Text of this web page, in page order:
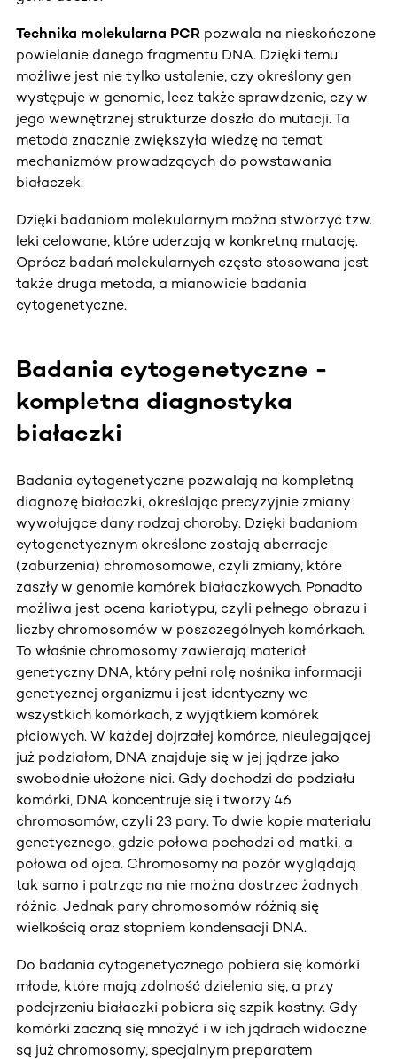
Technika molekularna PCR pozwala na nieskończone
powielanie danego fragmentu DNA. Dzięki temu
możliwe jest nie tylko ustalenie, czy określony gen
występuje w genomie, lecz także sprawdzenie, czy w
jego wewnętrznej strukturze doszło do mutacji. Ta
metoda znacznie zwiększyła wiedzę na temat
mechanizmów prowadzących do powstawania
białaczek.
Dzięki badaniom molekularnym można stworzyć tzw.
leki celowane, które uderzają w konkretną mutację.
Oprócz badań molekularnych często stosowana jest
także druga metoda, a mianowicie badania
cytogenetyczne.
Badania cytogenetyczne -
kompletna diagnostyka
białaczki
Badania cytogenetyczne pozwalają na kompletną
diagnozę białaczki, określając precyzyjnie zmiany
wywołujące dany rodzaj choroby. Dzięki badaniom
cytogenetycznym określone zostają aberracje
(zaburzenia) chromosomowe, czyli zmiany, które
zaszły w genomie komórek białaczkowych. Ponadto
możliwa jest ocena kariotypu, czyli pełnego obrazu i
liczby chromosomów w poszczególnych komórkach.
To właśnie chromosomy zawierają materiał
genetyczny DNA, który pełni rolę nośnika informacji
genetycznej organizmu i jest identyczny we
wszystkich komórkach, z wyjątkiem komórek
płciowych. W każdej dojrzałej komórce, nieulegającej
już podziałom, DNA znajduje się w jej jądrze jako
swobodnie ułożone nici. Gdy dochodzi do podziału
komórki, DNA koncentruje się i tworzy 46
chromosomów, czyli 23 pary. To dwie kopie materiału
genetycznego, gdzie połowa pochodzi od matki, a
połowa od ojca. Chromosomy na pozór wyglądają
tak samo i patrząc na nie można dostrzec żadnych
różnic. Jednak pary chromosomów różnią się
wielkością oraz stopniem kondensacji DNA.
Do badania cytogenetycznego pobiera się komórki
młode, które mają zdolność dzielenia się, a przy
podejrzeniu białaczki pobiera się szpik kostny. Gdy
komórki zaczną się mnożyć i w ich jądrach widoczne
są już chromosomy, specjalnym preparatem